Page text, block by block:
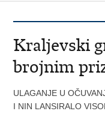
Kraljevski
brojnim
ULAGANJE U
I NIN LANSIRALO